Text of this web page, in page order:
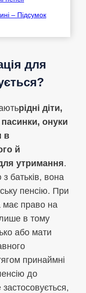
– Підсумок
для
рідні діти,
пасинки, онуки
в
й
утримання.
батьків, вона
пенсію. При
має право на
в тому
або мати
принаймні
до